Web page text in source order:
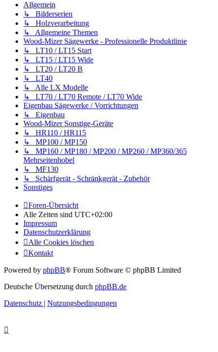
Allgemein
↳ Bilderserien
↳ Holzverarbeitung
↳ Allgemeine Themen
Wood-Mizer Sägewerke - Professionelle Produktlinie
↳ LT10 / LT15 Start
↳ LT15 / LT15 Wide
↳ LT20 / LT20 B
↳ LT40
↳ Alle LX Modelle
↳ LT70 / LT70 Remote / LT70 Wide
Eigenbau Sägewerke / Vorrichtungen
↳ Eigenbau
Wood-Mizer Sonstige-Geräte
↳ HR110 / HR115
↳ MP100 / MP150
↳ MP160 / MP180 / MP200 / MP260 / MP360/365
Mehrseitenhobel
↳ MF130
↳ Schärfgerät - Schränkgerät - Zubehör
Sonstiges
Foren-Übersicht
Alle Zeiten sind UTC+02:00
Impressum
Datenschutzerklärung
Alle Cookies löschen
Kontakt
Powered by phpBB® Forum Software © phpBB Limited
Deutsche Übersetzung durch phpBB.de
Datenschutz
Nutzungsbedingungen